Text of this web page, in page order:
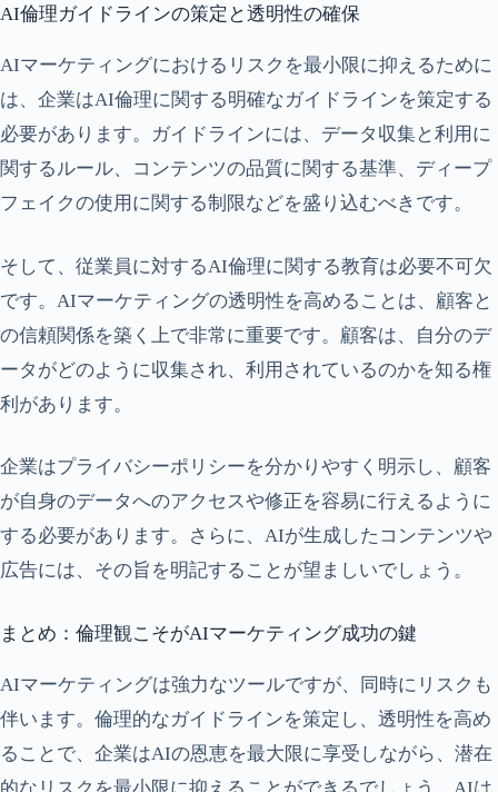
AI倫理ガイドラインの策定と透明性の確保
AIマーケティングにおけるリスクを最小限に抑えるために
は、企業はAI倫理に関する明確なガイドラインを策定する
必要があります。ガイドラインには、データ収集と利用に
関するルール、コンテンツの品質に関する基準、ディープ
フェイクの使用に関する制限などを盛り込むべきです。
そして、従業員に対するAI倫理に関する教育は必要不可欠
です。AIマーケティングの透明性を高めることは、顧客と
の信頼関係を築く上で非常に重要です。顧客は、自分のデ
ータがどのように収集され、利用されているのかを知る権
利があります。
企業はプライバシーポリシーを分かりやすく明示し、顧客
が自身のデータへのアクセスや修正を容易に行えるように
する必要があります。さらに、AIが生成したコンテンツや
広告には、その旨を明記することが望ましいでしょう。
まとめ：倫理観こそがAIマーケティング成功の鍵
AIマーケティングは強力なツールですが、同時にリスクも
伴います。倫理的なガイドラインを策定し、透明性を高め
ることで、企業はAIの恩恵を最大限に享受しながら、潜在